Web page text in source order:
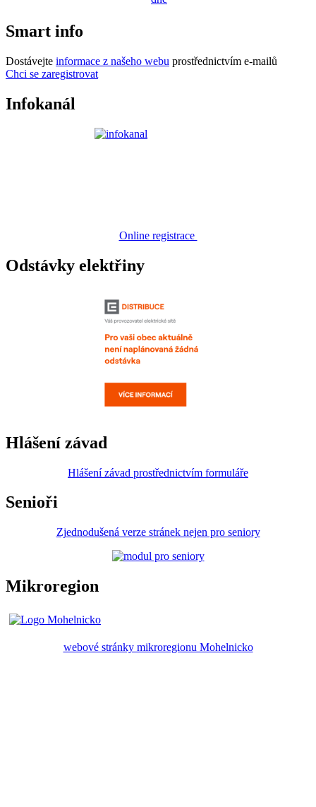
Smart info
Dostávejte informace z našeho webu prostřednictvím e-mailů
Chci se zaregistrovat
Infokanál
Online registrace
Odstávky elektřiny
Hlášení závad
Hlášení závad prostřednictvím formuláře
Senioři
Zjednodušená verze stránek nejen pro seniory
Mikroregion
webové stránky mikroregionu Mohelnicko